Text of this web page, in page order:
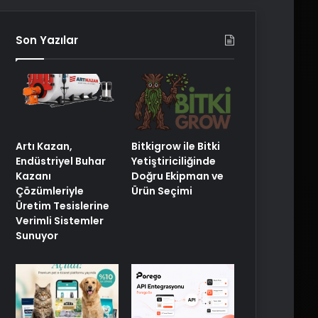
Son Yazılar
Artı Kazan,
Endüstriyel Buhar
Kazanı
Çözümleriyle
Üretim Tesislerine
Verimli Sistemler
Sunuyor
Bitkigrow ile Bitki
Yetiştiriciliğinde
Doğru Ekipman ve
Ürün Seçimi